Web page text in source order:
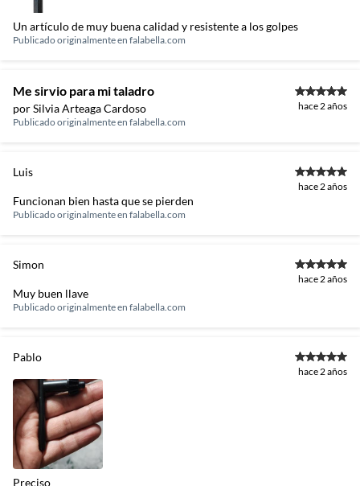
Un artículo de muy buena calidad y resistente a los golpes
Publicado originalmente en falabella.com
Me sirvio para mi taladro
por Silvia Arteaga Cardoso
hace 2 años
Publicado originalmente en falabella.com
Luis
hace 2 años
Funcionan bien hasta que se pierden
Publicado originalmente en falabella.com
Simon
hace 2 años
Muy buen llave
Publicado originalmente en falabella.com
Pablo
hace 2 años
Preciso